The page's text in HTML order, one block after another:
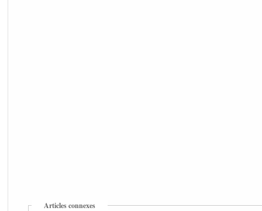
Articles connexes